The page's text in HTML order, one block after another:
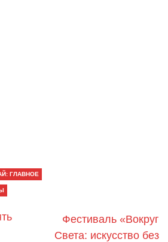
ГЛАВНОЕ
Фестиваль «Вокруг
Света: искусство без